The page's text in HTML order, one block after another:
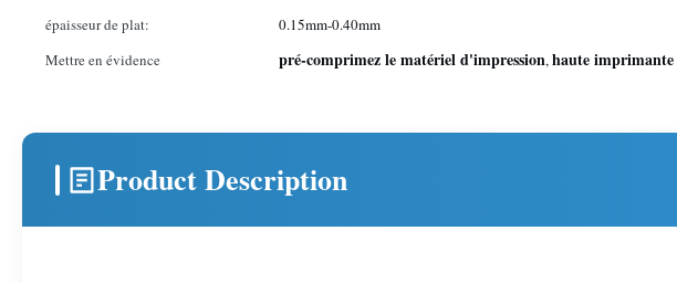
épaisseur de plat: 0.15mm-0.40mm
Mettre en évidence
pré-comprimez le matériel d'impression,haute
Product Description